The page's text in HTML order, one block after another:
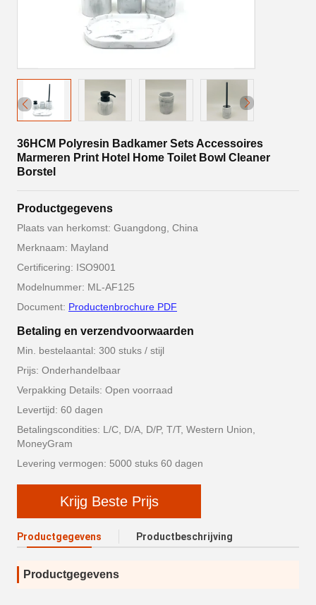
36HCM Polyresin Badkamer Sets Accessoires
Marmeren Print Hotel Home Toilet Bowl Cleaner
Borstel
Productgegevens
Plaats van herkomst: Guangdong, China
Merknaam: Mayland
Certificering: ISO9001
Modelnummer: ML-AF125
Document: Productenbrochure PDF
Betaling en verzendvoorwaarden
Min. bestelaantal: 300 stuks / stijl
Prijs: Onderhandelbaar
Verpakking Details: Open voorraad
Levertijd: 60 dagen
Betalingscondities: L/C, D/A, D/P, T/T, Western Union,
MoneyGram
Levering vermogen: 5000 stuks 60 dagen
Krijg Beste Prijs
Productgegevens Productbeschrijving
Productgegevens